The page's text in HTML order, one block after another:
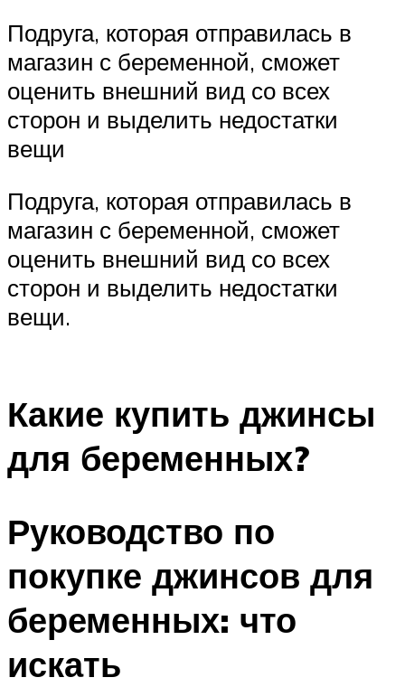
Подруга, которая отправилась в
магазин с беременной, сможет
оценить внешний вид со всех
сторон и выделить недостатки
вещи
Подруга, которая отправилась в
магазин с беременной, сможет
оценить внешний вид со всех
сторон и выделить недостатки
вещи.
Какие купить джинсы
для беременных?
Руководство по
покупке джинсов для
беременных: что
искать